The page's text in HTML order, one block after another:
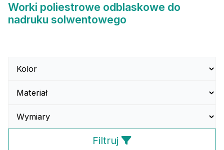
Worki poliestrowe odblaskowe do
nadruku solwentowego
Filtruj